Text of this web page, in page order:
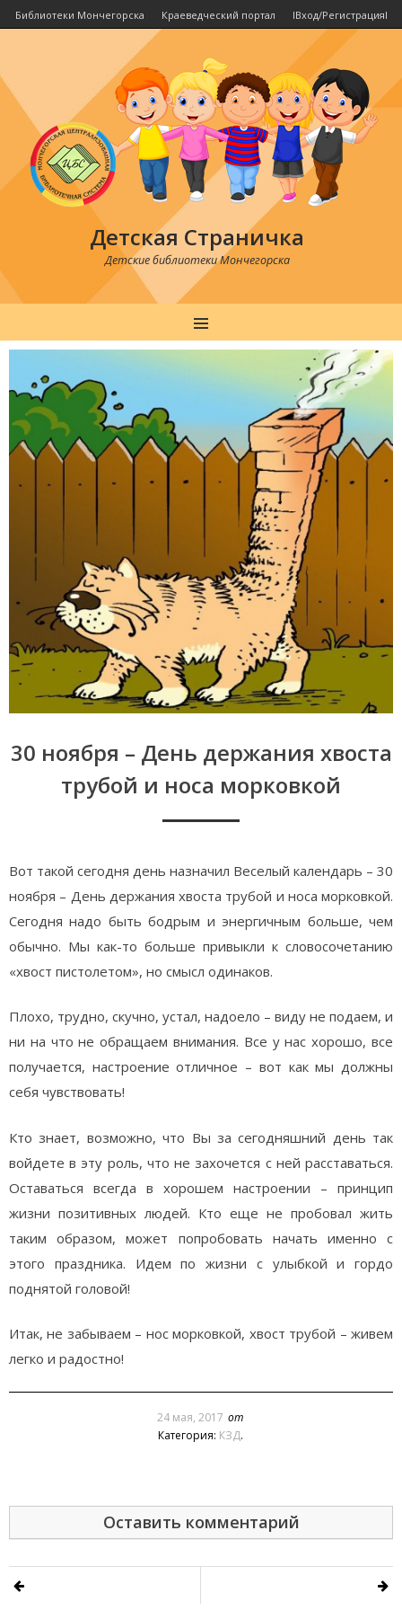
Библиотеки Мончегорска Краеведческий портал IВход/РегистрацияI
Детская Страничка
Детские библиотеки Мончегорска
MENU
30 ноября – День держания хвоста
трубой и носа морковкой
Вот такой сегодня день назначил Веселый календарь – 30
ноября – День держания хвоста трубой и носа морковкой.
Сегодня надо быть бодрым и энергичным больше, чем
обычно. Мы как-то больше привыкли к словосочетанию
«хвост пистолетом», но смысл одинаков.
Плохо, трудно, скучно, устал, надоело – виду не подаем, и
ни на что не обращаем внимания. Все у нас хорошо, все
получается, настроение отличное – вот как мы должны
себя чувствовать!
Кто знает, возможно, что Вы за сегодняшний день так
войдете в эту роль, что не захочется с ней расставаться.
Оставаться всегда в хорошем настроении – принцип
жизни позитивных людей. Кто еще не пробовал жить
таким образом, может попробовать начать именно с
этого праздника. Идем по жизни с улыбкой и гордо
поднятой головой!
Итак, не забываем – нос морковкой, хвост трубой – живем
легко и радостно!
24 мая, 2017 от
Категория: КЗД.
Оставить комментарий
navigation